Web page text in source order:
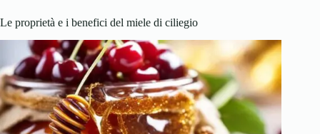
Le proprietà e i benefici del miele di ciliegio